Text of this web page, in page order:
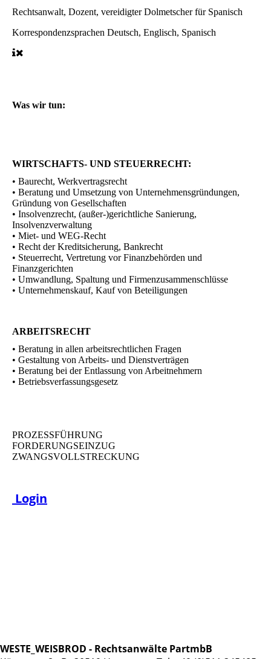
Rechtsanwalt, Dozent, vereidigter Dolmetscher für Spanisch
Korrespondenzsprachen Deutsch, Englisch, Spanisch
Was wir tun:
WIRTSCHAFTS- UND STEUERRECHT:
• Baurecht, Werkvertragsrecht
• Beratung und Umsetzung von Unternehmensgründungen,
Gründung von Gesellschaften
• Insolvenzrecht, (außer-)gerichtliche Sanierung,
Insolvenzverwaltung
• Miet- und WEG-Recht
• Recht der Kreditsicherung, Bankrecht
• Steuerrecht, Vertretung vor Finanzbehörden und
Finanzgerichten
• Umwandlung, Spaltung und Firmenzusammenschlüsse
• Unternehmenskauf, Kauf von Beteiligungen
ARBEITSRECHT
• Beratung in allen arbeitsrechtlichen Fragen
• Gestaltung von Arbeits- und Dienstverträgen
• Beratung bei der Entlassung von Arbeitnehmern
• Betriebsverfassungsgesetz
PROZESSFÜHRUNG
FORDERUNGSEINZUG
ZWANGSVOLLSTRECKUNG
Login
WESTE_WEISBROD - Rechtsanwälte PartmbB